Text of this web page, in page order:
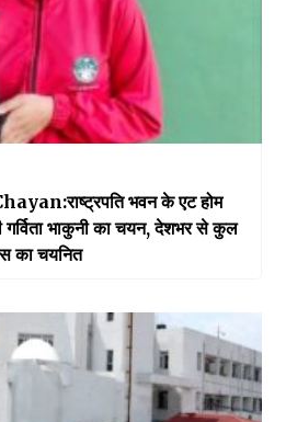
भवन के एट होम
गर्विता भाकुनी का चयन, देशभर से कुल
का चयनित